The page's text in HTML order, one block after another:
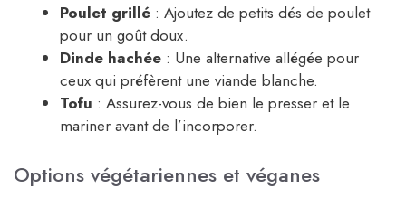
Poulet grillé : Ajoutez de petits dés de poulet
pour un goût doux.
Dinde hachée : Une alternative allégée pour
ceux qui préfèrent une viande blanche.
Tofu : Assurez-vous de bien le presser et le
mariner avant de l’incorporer.
Options végétariennes et véganes